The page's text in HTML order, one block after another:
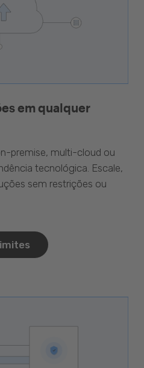
em qualquer
premise, multi-cloud ou
tecnológica. Escale,
sem restrições ou